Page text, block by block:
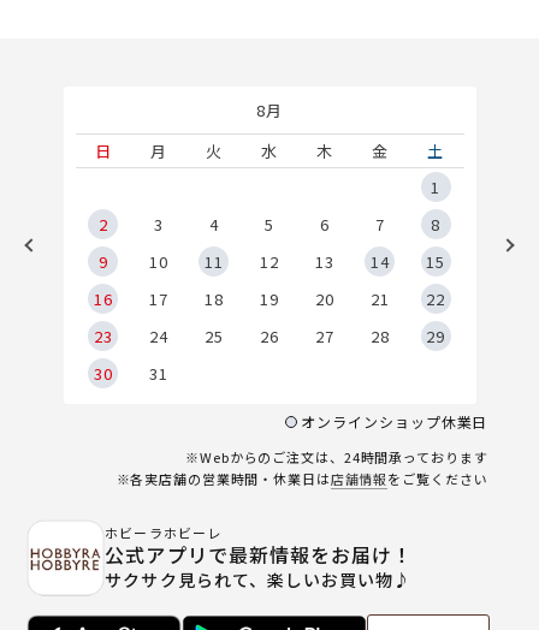
8月
日
月 火 水 木 金
土
1
2
3 4 5 6 7
8
9
10 11 12 13 14
15
16
17 18 19 20 21
22
23
24 25 26 27 28
29
30
31
オンラインショップ休業日
※Webからのご注文は、24時間承っております
※各実店舗の営業時間・休業日は店舗情報をご覧ください
ホビーラホビーレ
公式アプリで最新情報をお届け！
サクサク見られて、楽しいお買い物♪